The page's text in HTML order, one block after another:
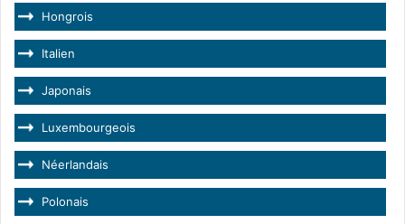
Hongrois
Italien
Japonais
Luxembourgeois
Néerlandais
Polonais